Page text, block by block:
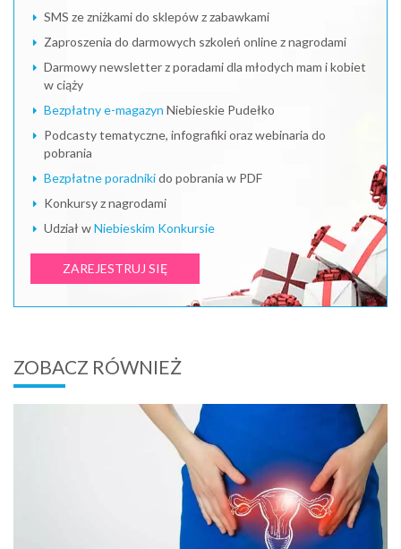
SMS ze zniżkami do sklepów z zabawkami
Zaproszenia do darmowych szkoleń online z nagrodami
Darmowy newsletter z poradami dla młodych mam i kobiet
w ciąży
Bezpłatny e-magazyn Niebieskie Pudełko
Podcasty tematyczne, infografiki oraz webinaria do
pobrania
Bezpłatne poradnikido pobrania w PDF
Konkursy z nagrodami
Udział wNiebieskim Konkursie
ZAREJESTRUJ SIĘ
ZOBACZ RÓWNIEŻ